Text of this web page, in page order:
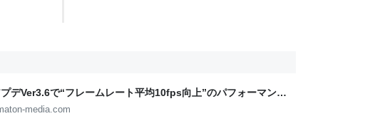
プデVer3.6で“フレームレート平均10fps向上”のパフォーマンス
グラミング言語変更」までした本気の最適化、新要素と共に8
media.com